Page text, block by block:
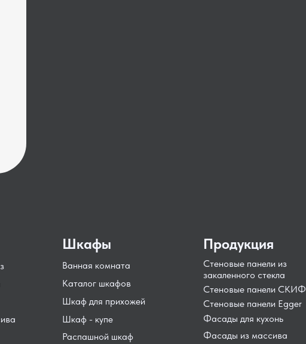
Стеновые панели из
закаленного стекла
Фасады для кухонь
Фасады из массива
Стеновые панели СКИФ
Стеновые панели Egger
Распашной шкаф
Шкаф для прихожей
Шкаф - купе
Каталог шкафов
Ванная комната
Шкафы Продукция